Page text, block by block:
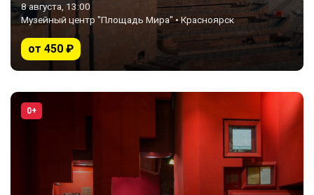
8 августа, 13:00
Музейный центр "Площадь Мира" • Красноярск
от 450 ₽
0+